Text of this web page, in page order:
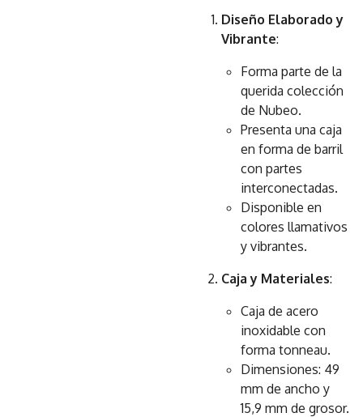
Diseño Elaborado y
Vibrante:
Forma parte de la
querida colección
de Nubeo.
Presenta una caja
en forma de barril
con partes
interconectadas.
Disponible en
colores llamativos
y vibrantes.
Caja y Materiales:
Caja de acero
inoxidable con
forma tonneau.
Dimensiones: 49
mm de ancho y
15,9 mm de grosor.